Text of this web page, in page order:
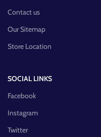
Contact us
Our Sitemap
Store Location
SOCIAL LINKS
Facebook
Instagram
Twitter